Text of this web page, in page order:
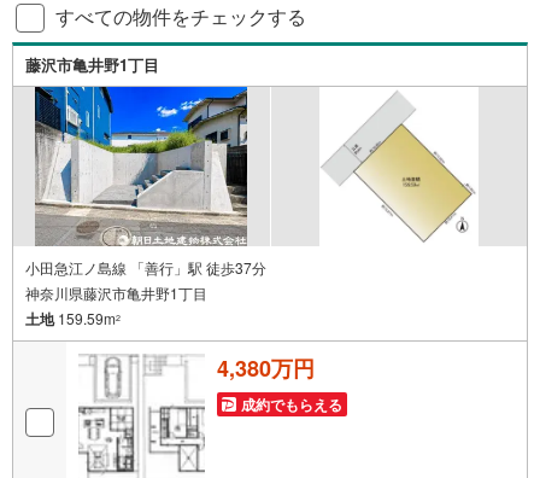
すべての物件をチェックする
藤沢市亀井野1丁目
小田急江ノ島線 「善行」駅 徒歩37分
神奈川県藤沢市亀井野1丁目
土地159.59m2
4,380万円
成約でもらえる